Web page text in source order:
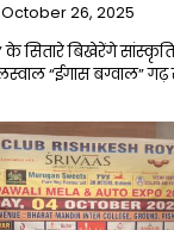
October 26, 2025
के सितारे बिखेरेंगे
“ईगास बग्वाल” गढ़